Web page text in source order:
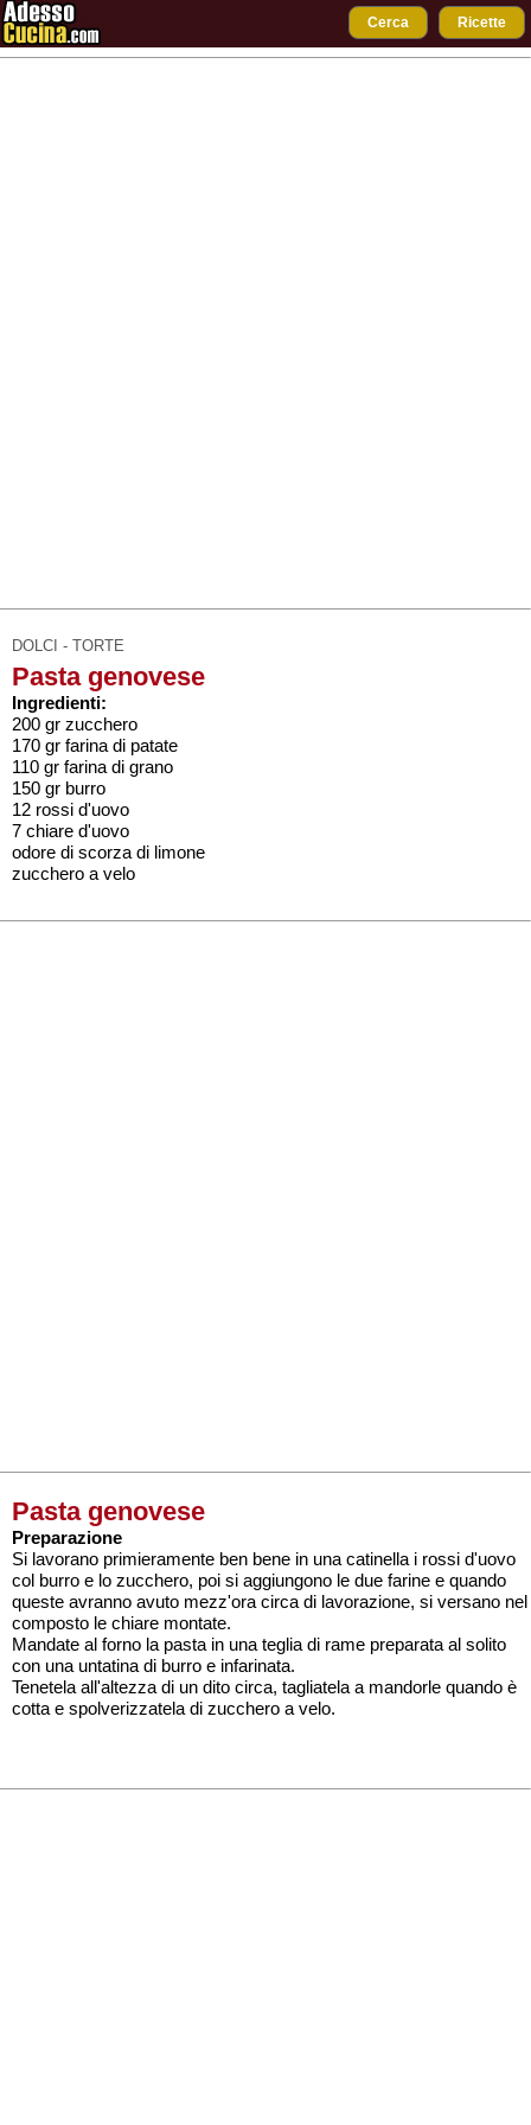
Cerca Ricette
DOLCI - TORTE
Pasta genovese
Ingredienti:
200 gr zucchero
170 gr farina di patate
110 gr farina di grano
150 gr burro
12 rossi d'uovo
7 chiare d'uovo
odore di scorza di limone
zucchero a velo
Pasta genovese
Preparazione
Si lavorano primieramente ben bene in una catinella i rossi d'uovo
col burro e lo zucchero, poi si aggiungono le due farine e quando
queste avranno avuto mezz'ora circa di lavorazione, si versano nel
composto le chiare montate.
Mandate al forno la pasta in una teglia di rame preparata al solito
con una untatina di burro e infarinata.
Tenetela all'altezza di un dito circa, tagliatela a mandorle quando è
cotta e spolverizzatela di zucchero a velo.